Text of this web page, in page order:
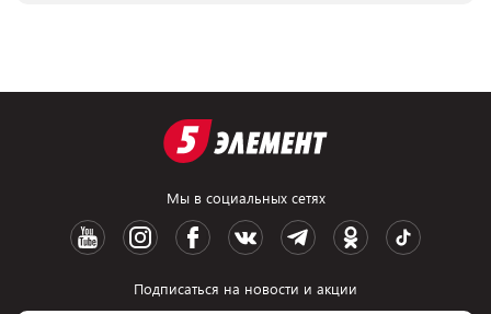
Мы в социальных сетях
Подписаться на новости и акции